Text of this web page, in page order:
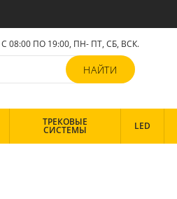
С 08:00 ПО 19:00, ПН- ПТ, СБ, ВСК.
ТРЕКОВЫЕ
СИСТЕМЫ LED